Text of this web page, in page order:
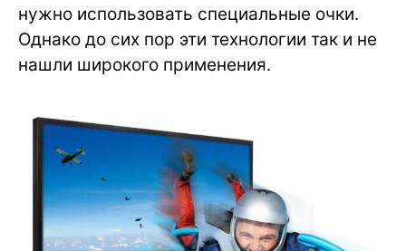
нужно использовать специальные очки.
Однако до сих пор эти технологии так и не
нашли широкого применения.